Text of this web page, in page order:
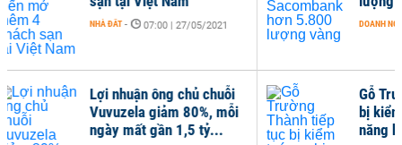
DOANH NGHIỆP -
10:00 | 06/05/2021
Gỗ Trường Thành tiếp tục
bị kiểm toán nghi ngờ khả
năng hoạt động...